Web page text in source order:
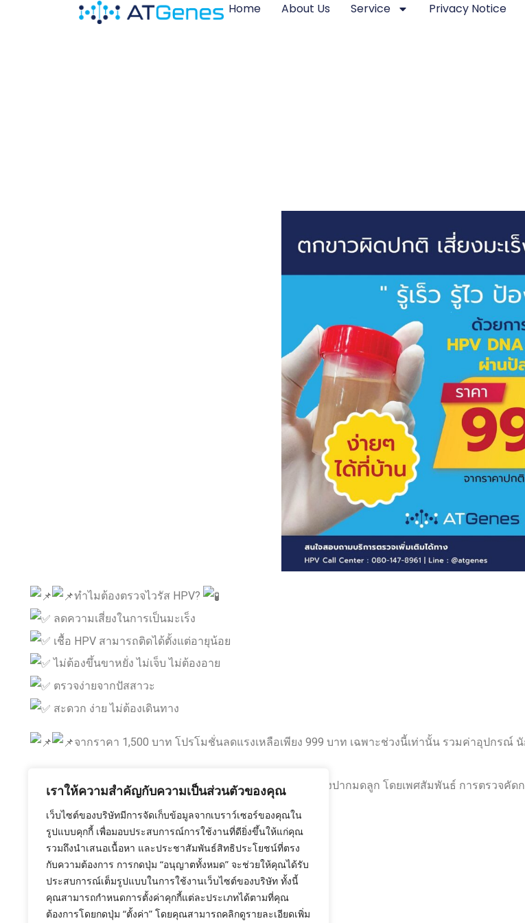
เราให้ความสำคัญกับความเป็นส่วนตัวของคุณ
เว็บไซต์ของบริษัทมีการจัดเก็บข้อมูลจากเบราว์เซอร์ของคุณใน
รูปแบบคุกกี้ เพื่อมอบประสบการณ์การใช้งานที่ดียิ่งขึ้นให้แก่คุณ
รวมถึงนำเสนอเนื้อหา และประชาสัมพันธ์สิทธิประโยชน์ที่ตรง
กับความต้องการ การกดปุ่ม “อนุญาตทั้งหมด” จะช่วยให้คุณได้รับ
ประสบการณ์เต็มรูปแบบในการใช้งานเว็บไซต์ของบริษัท ทั้งนี้
คุณสามารถกำหนดการตั้งค่าคุกกี้แต่ละประเภทได้ตามที่คุณ
ต้องการโดยกดปุ่ม “ตั้งค่า” โดยคุณสามารถคลิกดูรายละเอียดเพิ่ม
Home About Us Service Privacy Notice
ทำไมต้องตรวจไวรัส HPV?
ลดความเสี่ยงในการเป็นมะเร็ง
เชื้อ HPV สามารถติดได้ตั้งแต่อายุน้อย
ไม่ต้องขึ้นขาหยั่ง ไม่เจ็บ ไม่ต้องอาย
ตรวจง่ายจากปัสสาวะ
สะดวก ง่าย ไม่ต้องเดินทาง
จากราคา 1,500 บาท โปรโมชั่นลดแรงเหลือเพียง 999 บาท เฉพาะช่วงนี้เท่านั้น รวมค่าอุปกรณ์
รู้ไหมว่าผู้หญิงอายุตั้งแต่ 30 ปีขึ้นไปมีความเสี่ยงกับการเป็นมะเร็งปากมดลูก โดยเพศสัมพันธ์ การตรวจคั
ปกติ ซึ่งอาจจะกลายเป็นมะเร็งที่ปากมดลูกได้ค่ะ
สนใจสอบถามข้อมูลเพิ่มเติม หรือจองตรวจได้ทาง
HPV Call Center : 080-1478961
Line : @atgenes